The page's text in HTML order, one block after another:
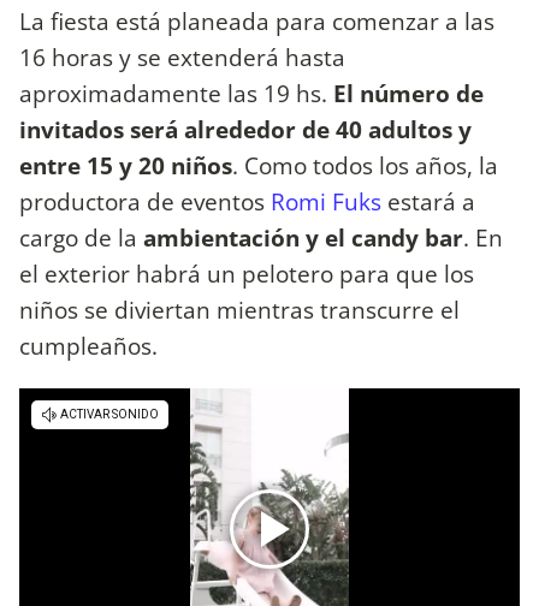
La fiesta está planeada para comenzar a las
16 horas y se extenderá hasta
aproximadamente las 19 hs. El número de
invitados será alrededor de 40 adultos y
entre 15 y 20 niños. Como todos los años, la
productora de eventos Romi Fuks estará a
cargo de la ambientación y el candy bar. En
el exterior habrá un pelotero para que los
niños se diviertan mientras transcurre el
cumpleaños.